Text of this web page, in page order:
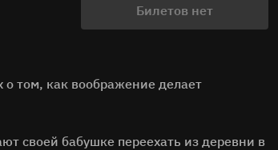
Билетов нет
том, как воображение делает
своей бабушке переехать из деревни в